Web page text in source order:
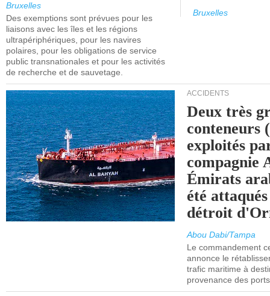
Bruxelles
Des exemptions sont prévues pour les
liaisons avec les îles et les régions
ultrapériphériques, pour les navires
polaires, pour les obligations de service
public transnationales et pour les activités
de recherche et de sauvetage.
Bruxelles
ACCIDENTS
Deux très
conteneurs
exploités
compagnie
Émirats
été
détroit
Abou Dabi/Tampa
Le commandement
annonce le
trafic maritime à
provenance des